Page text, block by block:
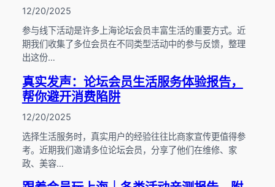
12/20/2025
参与线下活动是许多上海论坛会员丰富生活的重要方式。近
期我们收集了多位会员在不同类型活动中的参与反馈，整理
出这份…
真实发声：论坛会员生活服务体验报告，
帮你避开消费陷阱
12/20/2025
选择生活服务时，真实用户的经验往往比商家宣传更值得参
考。近期我们邀请多位论坛会员，分享了他们在维修、家
政、美容…